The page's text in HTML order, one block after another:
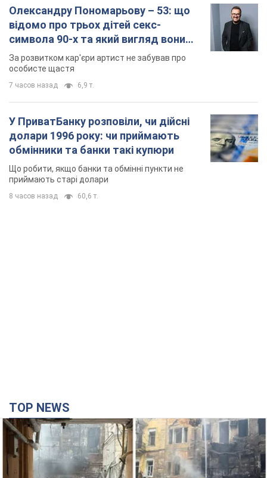
Олександру Пономарьову – 53: що
відомо про трьох дітей секс-
символа 90-х та який вигляд вони
мають
За розвитком кар'єри артист не забував про
особисте щастя
7 часов назад 6,9 т.
У ПриватБанку розповіли, чи дійсні
долари 1996 року: чи приймають
обмінники та банки такі купюри
Що робити, якщо банки та обмінні пункти не
приймають старі долари
8 часов назад 60,6 т.
TOP NEWS